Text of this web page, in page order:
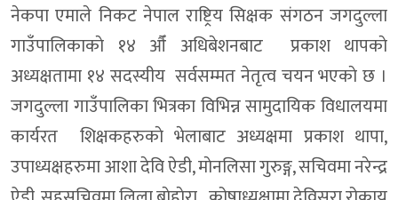
नेकपा एमाले निकट नेपाल राष्ट्रिय सिक्षक संगठन जगदुल्ला
गाउँपालिकाकाे १४ औँ अधिबेशनबाट प्रकाश थापकाे
अध्यक्षतामा १४ सदस्यीय सर्वसम्मत नेतृत्व चयन भएकाे छ ।
जगदुल्ला गाउँपालिका भित्रका विभिन्न सामुदायिक विधालयमा
कार्यरत शिक्षकहरुकाे भेलाबाट अध्यक्षमा प्रकाश थापा,
उपाध्यक्षहरुमा आशा देवि ऐडी, माेनलिसा गुरुङ्ग, सचिवमा नरेन्द्र